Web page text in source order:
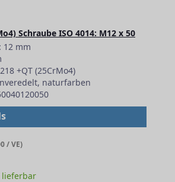
Schraube ISO 4014: M12 x 50
12 mm
+QT (25CrMo4)
naturfarben
/ VE)
lieferbar